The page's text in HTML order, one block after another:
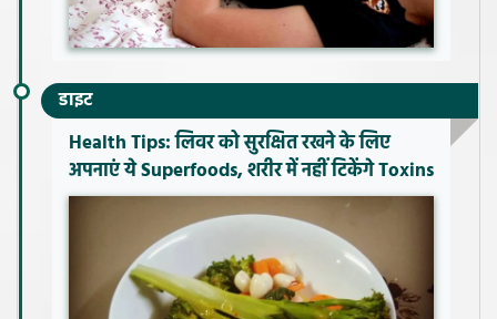
डाइट
Health Tips: लिवर को सुरक्षित रखने के लिए
अपनाएं ये Superfoods, शरीर में नहीं टिकेंगे Toxins